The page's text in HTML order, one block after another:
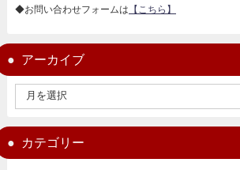
◆お問い合わせフォームは 【こちら】
アーカイブ
カテゴリー